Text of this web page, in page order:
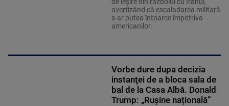
avertizând că escaladarea militară
s-ar putea întoarce împotriva
americanilor.
Vorbe dure dupa decizia
instanţei de a bloca sala de
bal de la Casa Albă. Donald
Trump: „Rușine națională”